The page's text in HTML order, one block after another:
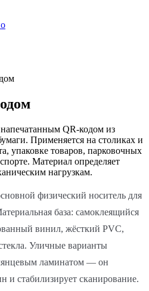
QR-кодом из
Применяется на столиках и
упаковке товаров, парковочных
Материал определяет
нагрузкам.
физический носитель для
база: самоклеящийся
винил, жёсткий PVC,
Уличные варианты
ламинатом — он
и стабилизирует сканирование.